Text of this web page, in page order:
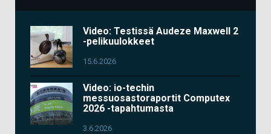
Video: Testissä Audeze Maxwell 2
-pelikuulokkeet
15.6.2026
Video: io-techin
messuosastoraportit Computex
2026 -tapahtumasta
3.6.2026